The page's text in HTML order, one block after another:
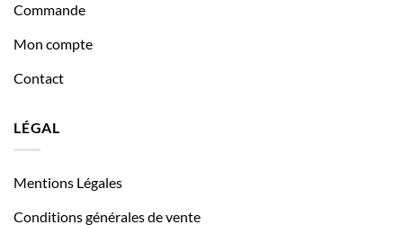
Commande
Mon compte
Contact
LÉGAL
Mentions Légales
Conditions générales de vente